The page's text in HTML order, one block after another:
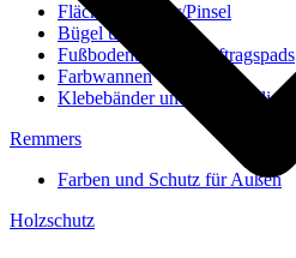
Flächenstreicher/Pinsel
Bügel und Rollen
Fußbodenbürsten/Auftragspads
Farbwannen
Klebebänder und Abdeckvlies
Remmers
Farben und Schutz für Außen
Holzschutz